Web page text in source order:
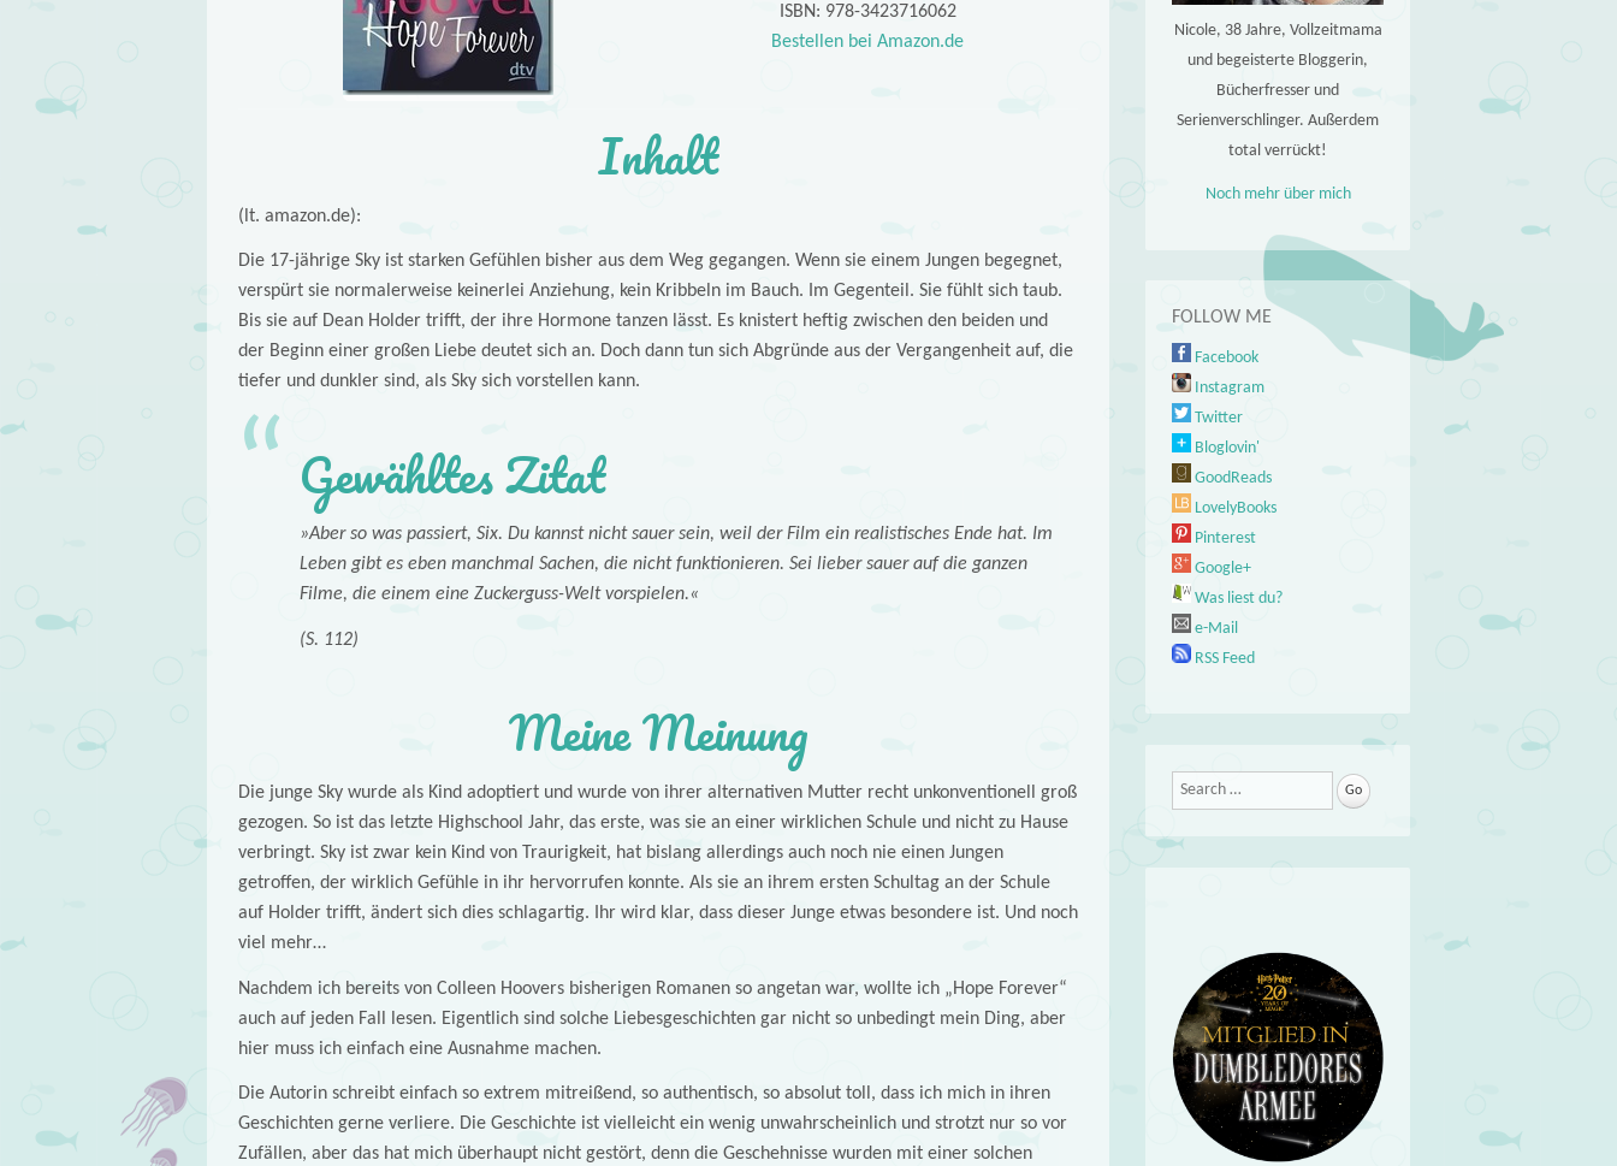
ISBN: 978-3423716062
Bestellen bei Amazon.de
Inhalt
(lt. amazon.de):
Die 17-jährige Sky ist starken Gefühlen bisher aus dem Weg gegangen. Wenn sie einem Jungen begegnet,
verspürt sie normalerweise keinerlei Anziehung, kein Kribbeln im Bauch. Im Gegenteil. Sie fühlt sich taub.
Bis sie auf Dean Holder trifft, der ihre Hormone tanzen lässt. Es knistert heftig zwischen den beiden und
der Beginn einer großen Liebe deutet sich an. Doch dann tun sich Abgründe aus der Vergangenheit auf, die
tiefer und dunkler sind, als Sky sich vorstellen kann.
Gewähltes Zitat
»Aber so was passiert, Six. Du kannst nicht sauer sein, weil der Film ein realistisches Ende hat. Im
Leben gibt es eben manchmal Sachen, die nicht funktionieren. Sei lieber sauer auf die ganzen
Filme, die einem eine Zuckerguss-Welt vorspielen.«
(S. 112)
Meine Meinung
Die junge Sky wurde als Kind adoptiert und wurde von ihrer alternativen Mutter recht unkonventionell groß
gezogen. So ist das letzte Highschool Jahr, das erste, was sie an einer wirklichen Schule und nicht zu Hause
verbringt. Sky ist zwar kein Kind von Traurigkeit, hat bislang allerdings auch noch nie einen Jungen
getroffen, der wirklich Gefühle in ihr hervorrufen konnte. Als sie an ihrem ersten Schultag an der Schule
auf Holder trifft, ändert sich dies schlagartig. Ihr wird klar, dass dieser Junge etwas besondere ist. Und noch
viel mehr…
Nachdem ich bereits von Colleen Hoovers bisherigen Romanen so angetan war, wollte ich „Hope Forever“
auch auf jeden Fall lesen. Eigentlich sind solche Liebesgeschichten gar nicht so unbedingt mein Ding, aber
hier muss ich einfach eine Ausnahme machen.
Die Autorin schreibt einfach so extrem mitreißend, so authentisch, so absolut toll, dass ich mich in ihren
Geschichten gerne verliere. Die Geschichte ist vielleicht ein wenig unwahrscheinlich und strotzt nur so vor
Zufällen, aber das hat mich überhaupt nicht gestört, denn die Geschehnisse wurden mit einer solchen
Nicole, 38 Jahre, Vollzeitmama
und begeisterte Bloggerin,
Bücherfresser und
Serienverschlinger. Außerdem
total verrückt!
Noch mehr über mich
FOLLOW ME
Facebook
Instagram
Twitter
Bloglovin'
GoodReads
LovelyBooks
Pinterest
Google+
Was liest du?
e-Mail
RSS Feed
Search